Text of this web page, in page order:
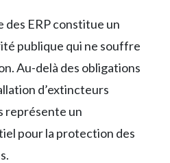
ERP constitue un
publique qui ne souffre
Au-delà des obligations
d’extincteurs
représente un
pour la protection des